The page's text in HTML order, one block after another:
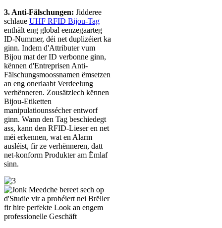
3. Anti-Fälschungen: Jidderee
schlaue UHF RFID Bijou-Tag
enthält eng global eenzegaarteg
ID-Nummer, déi net duplizéiert ka
ginn. Indem d'Attributer vum
Bijou mat der ID verbonne ginn,
kënnen d'Entreprisen Anti-
Fälschungsmoossnamen ëmsetzen
an eng onerlaabt Verdeelung
verhënneren. Zousätzlech kënnen
Bijou-Etiketten
manipulatiounssécher entworf
ginn. Wann den Tag beschiedegt
ass, kann den RFID-Lieser en net
méi erkennen, wat en Alarm
ausléist, fir ze verhënneren, datt
net-konform Produkter am Ëmlaf
sinn.